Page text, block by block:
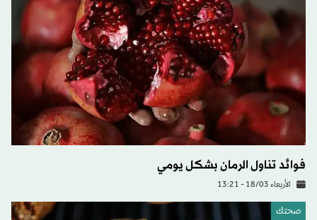
فوائد تناول الرمان بشكل يومي
الأربعاء 18/03 - 13:21
صحتك